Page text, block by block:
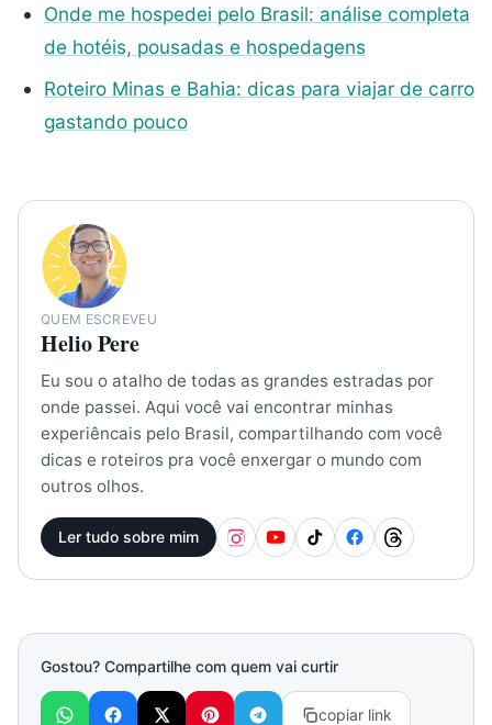
Onde me hospedei pelo Brasil: análise completa
de hotéis, pousadas e hospedagens
Roteiro Minas e Bahia: dicas para viajar de carro
gastando pouco
QUEM ESCREVEU
Helio Pere
Eu sou o atalho de todas as grandes estradas por
onde passei. Aqui você vai encontrar minhas
experiêncais pelo Brasil, compartilhando com você
dicas e roteiros pra você enxergar o mundo com
outros olhos.
Ler tudo sobre mim
Gostou? Compartilhe com quem vai curtir
copiar link